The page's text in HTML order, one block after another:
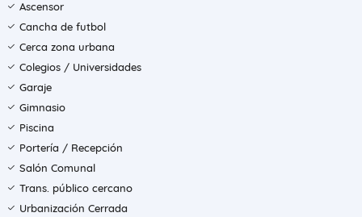
Ascensor
Cancha de futbol
Cerca zona urbana
Colegios / Universidades
Garaje
Gimnasio
Piscina
Portería / Recepción
Salón Comunal
Trans. público cercano
Urbanización Cerrada